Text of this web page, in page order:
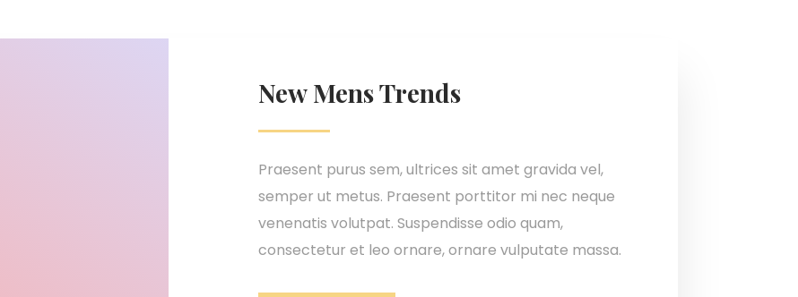
New Mens Trends
Praesent purus sem, ultrices sit amet gravida vel,
semper ut metus. Praesent porttitor mi nec neque
venenatis volutpat. Suspendisse odio quam,
consectetur et leo ornare, ornare vulputate massa.